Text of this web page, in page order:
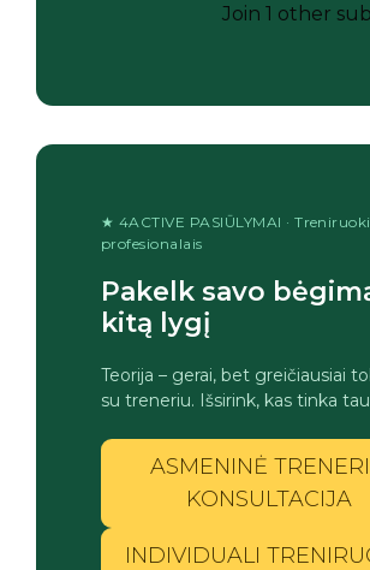
Join 1 other
★ 4ACTIVE PASIŪLYMAI ·
profesionalais
Pakelk savo
kitą lygį
Teorija – gerai, bet greičiausiai
su treneriu. Išsirink, kas tinka
ASMENINĖ
KONSULTACIJA
INDIVIDUALI